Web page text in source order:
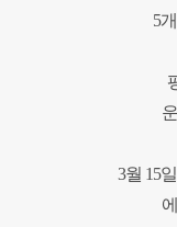
5
3월 15